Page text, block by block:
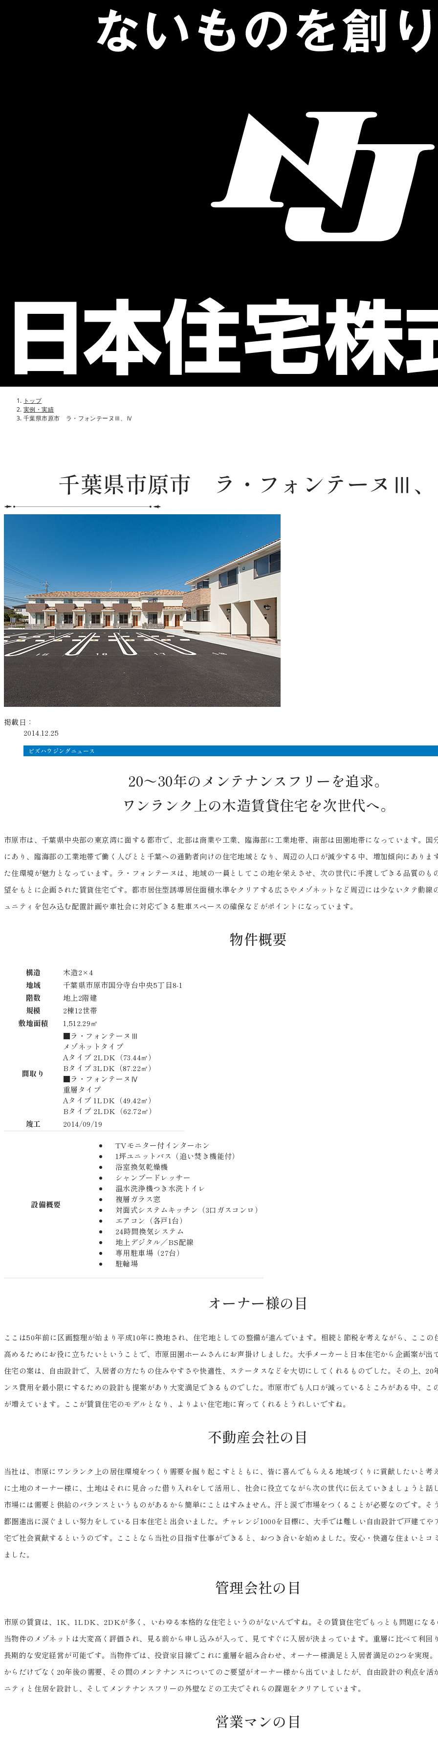
トップ
実例・実績
千葉県市原市 ラ・フォンテーヌⅢ、Ⅳ
千葉県市原市 ラ・フォンテーヌⅢ
掲載日：
2014.12.25
ビズハウジングニュース
20～30年のメンテナンスフリーを追求。
ワンランク上の木造賃貸住宅を次世代へ。
市原市は、千葉県中央部の東京湾に面する都市で、北部は商業や工業、臨海部に工業地帯、南部は田園地帯になっています。国
にあり、臨海部の工業地帯で働く人びとと千葉への通勤者向けの住宅地域となり、周辺の人口が減少する中、増加傾向にありま
た住環境が魅力となっています。ラ・フォンテーヌは、地域の一員としてこの地を栄えさせ、次の世代に手渡しできる品質のも
望をもとに企画された賃貸住宅です。都市居住型誘導居住面積水準をクリアする広さやメゾネットなど周辺には少ないタテ動線
ュニティを包み込む配置計画や車社会に対応できる駐車スペースの確保などがポイントになっています。
物件概要
構造
木造2×4
地域
千葉県市原市国分寺台中央5丁目8-1
階数
地上2階建
規模
2棟12世帯
敷地面積
1,512.29㎡
間取り
■ラ・フォンテーヌⅢ
メゾネットタイプ
Aタイプ 2LDK（73.44㎡）
Bタイプ 3LDK（87.22㎡）
■ラ・フォンテーヌⅣ
重層タイプ
Aタイプ 1LDK（49.42㎡）
Bタイプ 2LDK（62.72㎡）
竣工
2014/09/19
設備概要
TVモニター付インターホン
1坪ユニットバス（追い焚き機能付）
浴室換気乾燥機
シャンプードレッサー
温水洗浄機つき水洗トイレ
複層ガラス窓
対面式システムキッチン（3口ガスコンロ）
エアコン（各戸1台）
24時間換気システム
地上デジタル／BS配線
専用駐車場（27台）
駐輪場
オーナー様の目
ここは50年前に区画整理が始まり平成10年に換地され、住宅地としての整備が進んでいます。相続と節税を考えながら、ここの
高めるためにお役に立ちたいということで、市原田園ホームさんにお声掛けしました。大手メーカーと日本住宅から企画案が出
住宅の案は、自由設計で、入居者の方たちの住みやすさや快適性、ステータスなどを大切にしてくれるものでした。その上、20
ンス費用を最小限にするための設計も提案があり大変満足できるものでした。市原市でも人口が減っているところがある中、こ
が増えています。ここが賃貸住宅のモデルとなり、よりよい住宅地に育ってくれるとうれしいですね。
不動産会社の目
当社は、市原にワンランク上の居住環境をつくり需要を掘り起こすとともに、皆に喜んでもらえる地域づくりに貢献したいと考
に土地のオーナー様に、土地はそれに見合った借り入れをして活用し、社会に役立てながら次の世代に伝えていきましょうと話
市場には需要と供給のバランスというものがあるから簡単にことはすみません。汗と涙で市場をつくることが必要なのです。そ
都圏進出に涙ぐましい努力をしている日本住宅と出会いました。チャレンジ1000を目標に、大手では難しい自由設計で戸建てや
宅で社会貢献するというのです。こことなら当社の目指す仕事ができると、おつき合いを始めました。安心・快適な住まいとコ
ました。
管理会社の目
市原の賃貸は、1K、1LDK、2DKが多く、いわゆる本格的な住宅というのがないんですね。その賃貸住宅でもっとも問題にな
当物件のメゾネットは大変高く評価され、見る前から申し込みが入って、見てすぐに入居が決まっています。重層に比べて利回
長期的な安定経営が可能です。当物件では、投資家目線でこれに重層を組み合わせ、オーナー様満足と入居者満足の2つを実現
からだけでなく20年後の需要、その間のメンテナンスについてのご要望がオーナー様から出ていましたが、自由設計の利点を活
ニティと住居を設計し、そしてメンテナンスフリーの外壁などの工夫でそれらの課題をクリアしています。
営業マンの目